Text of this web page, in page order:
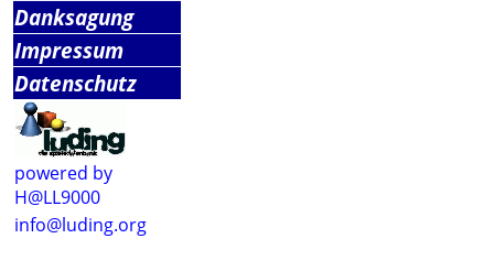
Danksagung
Impressum
Datenschutz
powered by
H@LL9000
info@luding.org